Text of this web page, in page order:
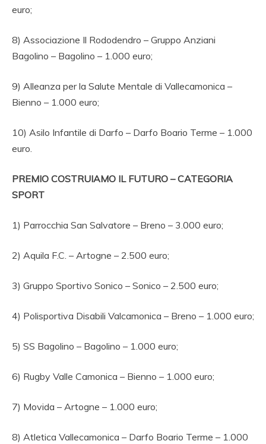
euro;
8) Associazione Il Rododendro – Gruppo Anziani
Bagolino – Bagolino – 1.000 euro;
9) Alleanza per la Salute Mentale di Vallecamonica –
Bienno – 1.000 euro;
10) Asilo Infantile di Darfo – Darfo Boario Terme – 1.000
euro.
PREMIO COSTRUIAMO IL FUTURO – CATEGORIA
SPORT
1) Parrocchia San Salvatore – Breno – 3.000 euro;
2) Aquila F.C. – Artogne – 2.500 euro;
3) Gruppo Sportivo Sonico – Sonico – 2.500 euro;
4) Polisportiva Disabili Valcamonica – Breno – 1.000 euro;
5) SS Bagolino – Bagolino – 1.000 euro;
6) Rugby Valle Camonica – Bienno – 1.000 euro;
7) Movida – Artogne – 1.000 euro;
8) Atletica Vallecamonica – Darfo Boario Terme – 1.000